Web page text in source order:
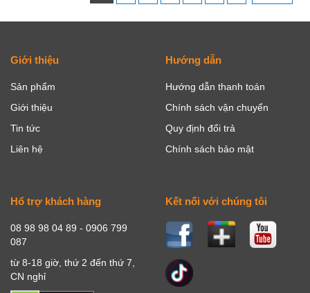
Giới thiệu
Sản phẩm
Giới thiệu
Tin tức
Liên hệ
Hướng dẫn
Hướng dẫn thanh toán
Chính sách vận chuyển
Quy định đổi trả
Chính sách bảo mật
Hổ trợ khách hàng
08 98 98 04 89 - 0906 799
087
từ 8-18 giờ, thứ 2 đến thứ 7,
CN nghỉ
Kết nối với chúng tôi